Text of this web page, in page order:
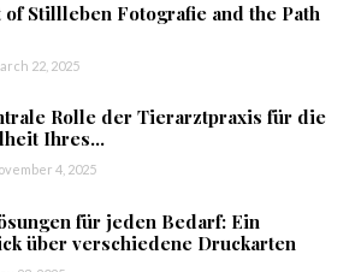
of Stillleben Fotografie and the Path
22, 2025
Rolle der Tierarztpraxis für die
Ihres...
4, 2025
für jeden Bedarf: Ein
über verschiedene Druckarten